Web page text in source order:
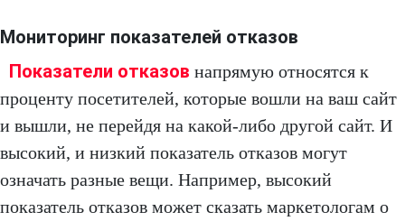
Мониторинг показателей отказов
Показатели отказов напрямую относятся к
проценту посетителей, которые вошли на ваш сайт
и вышли, не перейдя на какой-либо другой сайт. И
высокий, и низкий показатель отказов могут
означать разные вещи. Например, высокий
показатель отказов может сказать маркетологам о